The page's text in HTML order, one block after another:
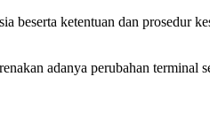
beserta ketentuan dan prosedur
adanya perubahan terminal